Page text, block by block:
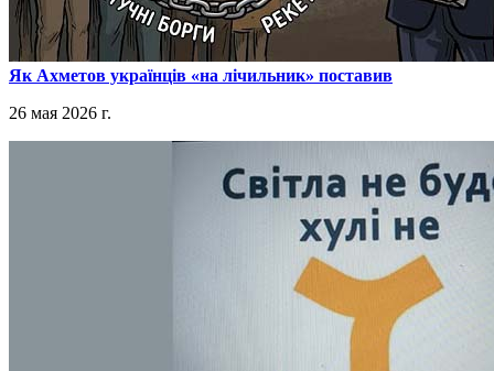
​Як Ахметов українців «на лічильник» поставив
26 мая 2026 г.